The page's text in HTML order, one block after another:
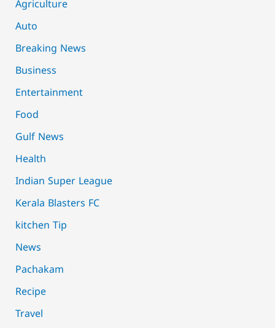
Agriculture
Auto
Breaking News
Business
Entertainment
Food
Gulf News
Health
Indian Super League
Kerala Blasters FC
kitchen Tip
News
Pachakam
Recipe
Travel